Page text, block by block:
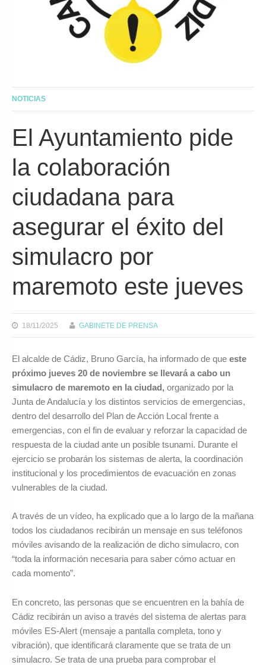
NOTICIAS
El Ayuntamiento pide
la colaboración
ciudadana para
asegurar el éxito del
simulacro por
maremoto este jueves
18/11/2025 GABINETE DE PRENSA
El alcalde de Cádiz, Bruno García, ha informado de que este
próximo jueves 20 de noviembre se llevará a cabo un
simulacro de maremoto en la ciudad, organizado por la
Junta de Andalucía y los distintos servicios de emergencias,
dentro del desarrollo del Plan de Acción Local frente a
emergencias, con el fin de evaluar y reforzar la capacidad de
respuesta de la ciudad ante un posible tsunami. Durante el
ejercicio se probarán los sistemas de alerta, la coordinación
institucional y los procedimientos de evacuación en zonas
vulnerables de la ciudad.
A través de un vídeo, ha explicado que a lo largo de la mañana
todos los ciudadanos recibirán un mensaje en sus teléfonos
móviles avisando de la realización de dicho simulacro, con
“toda la información necesaria para saber cómo actuar en
cada momento”.
En concreto, las personas que se encuentren en la bahía de
Cádiz recibirán un aviso a través del sistema de alertas para
móviles ES-Alert (mensaje a pantalla completa, tono y
vibración), que identificará claramente que se trata de un
simulacro. Se trata de una prueba para comprobar el